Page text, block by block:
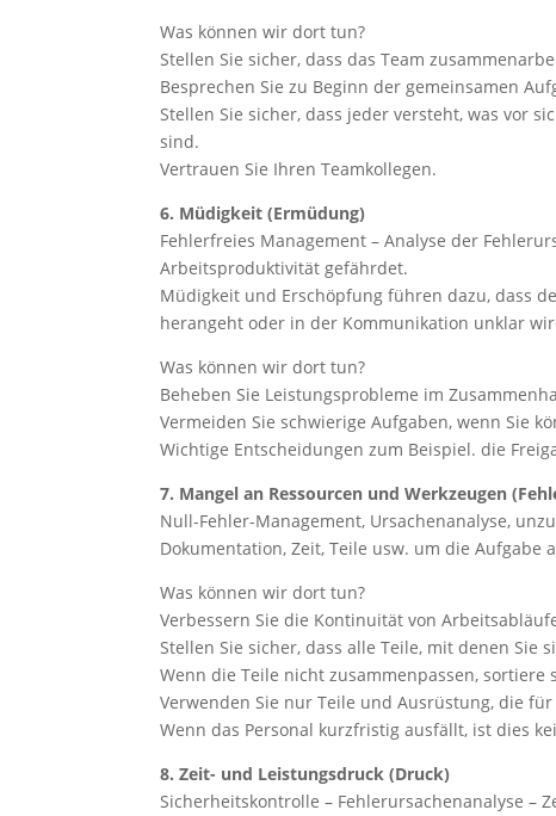
Was können wir dort tun?
Stellen Sie sicher, dass das Team
Besprechen Sie zu Beginn der gemeinsamen
Stellen Sie sicher, dass jeder versteht, was vor
sind.
Vertrauen Sie Ihren Teamkollegen.
6. Müdigkeit (Ermüdung)
Fehlerfreies Management – Analyse der
Arbeitsproduktivität gefährdet.
Müdigkeit und Erschöpfung führen dazu, dass
herangeht oder in der Kommunikation unklar
Was können wir dort tun?
Beheben Sie Leistungsprobleme im
Vermeiden Sie schwierige Aufgaben, wenn Sie
Wichtige Entscheidungen zum Beispiel. die
7. Mangel an Ressourcen und Werkzeugen
Null-Fehler-Management, Ursachenanalyse,
Dokumentation, Zeit, Teile usw. um die Aufgabe
Was können wir dort tun?
Verbessern Sie die Kontinuität von
Stellen Sie sicher, dass alle Teile, mit denen Sie
Wenn die Teile nicht zusammenpassen, sortiere
Verwenden Sie nur Teile und Ausrüstung, die
Wenn das Personal kurzfristig ausfällt, ist dies
8. Zeit- und Leistungsdruck (Druck)
Sicherheitskontrolle – Fehlerursachenanalyse –